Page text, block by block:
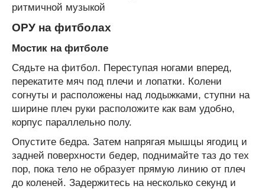
ритмичной музыкой
ОРУ на фитболах
Мостик на фитболе
Сядьте на фитбол. Переступая ногами вперед,
перекатите мяч под плечи и лопатки. Колени
согнуты и расположены над лодыжками, ступни на
ширине плеч руки расположите как вам удобно,
корпус параллельно полу.
Опустите бедра. Затем напрягая мышцы ягодиц и
задней поверхности бедер, поднимайте таз до тех
пор, пока тело не образует прямую линию от плеч
до коленей. Задержитесь на несколько секунд и